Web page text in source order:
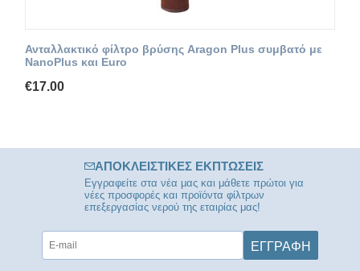
Ανταλλακτικό φίλτρο βρύσης Aragon Plus συμβατό με
NanoPlus και Euro
€17.00
ΑΠΟΚΛΕΙΣΤΙΚΈΣ ΕΚΠΤΏΣΕΙΣ
Εγγραφείτε στα νέα μας και μάθετε πρώτοι για
νέες προσφορές και προϊόντα φίλτρων
επεξεργασίας νερού της εταιρίας μας!
ΕΓΓΡΑΦΉ